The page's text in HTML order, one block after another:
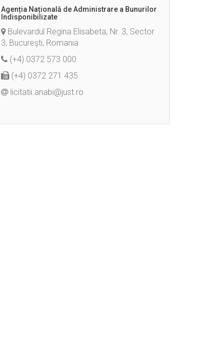
Agenția Națională de Administrare a Bunurilor
Indisponibilizate
Bulevardul Regina Elisabeta, Nr. 3, Sector
3, București, Romania
(+4) 0372 573 000
(+4) 0372 271 435
licitatii.anabi@just.ro